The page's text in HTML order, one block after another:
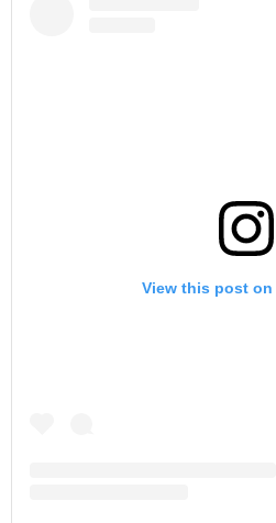
View this post on